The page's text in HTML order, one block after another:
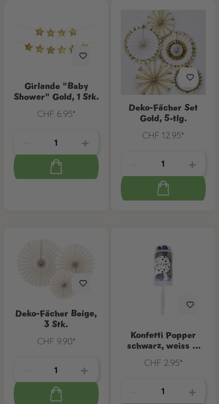
Girlande "Baby
Shower" Gold, 1 Stk.
CHF 6.95*
Deko-Fächer Set
Gold, 5-tlg.
CHF 12.95*
Deko-Fächer Beige,
3 Stk.
CHF 9.90*
Konfetti Popper
schwarz, weiss &
CHF 2.95*